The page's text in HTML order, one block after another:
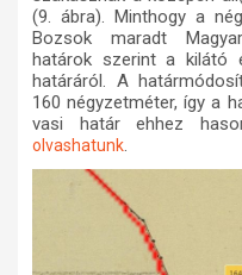
(9. ábra). Minthogy a
Bozsok maradt
határok szerint a kilátó
határáról. A
160 négyzetméter, így a
vasi határ ehhez
olvashatunk.